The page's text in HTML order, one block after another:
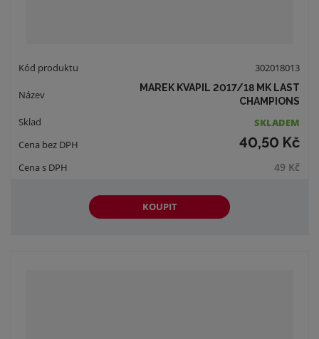
302018013
MAREK KVAPIL 2017/18 MK LAST
CHAMPIONS
SKLADEM
40,50 Kč
49 Kč
KOUPIT